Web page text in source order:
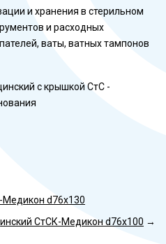
и хранения в стерильном
и расходных
ваты, ватных тампонов
с крышкой СтС -
d76х130
СтСК-Медикон d76х100 →